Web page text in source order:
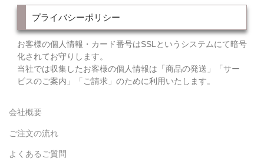
プライバシーポリシー
お客様の個人情報・カード番号はSSLというシステムにて暗号
化されてお守りします。
当社では収集したお客様の個人情報は「商品の発送」「サー
ビスのご案内」「ご請求」のために利用いたします。
会社概要
ご注文の流れ
よくあるご質問